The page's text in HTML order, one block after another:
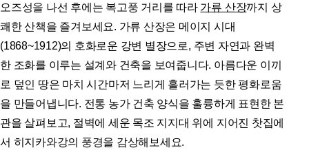
오즈성을 나선 후에는 복고풍 거리를 따라 가류 산장까지 상
쾌한 산책을 즐겨보세요. 가류 산장은 메이지 시대
(1868~1912)의 호화로운 강변 별장으로, 주변 자연과 완벽
한 조화를 이루는 설계와 건축을 보여줍니다. 아름다운 이끼
로 덮인 땅은 마치 시간마저 느리게 흘러가는 듯한 평화로움
을 만들어냅니다. 전통 농가 건축 양식을 훌륭하게 표현한 본
관을 살펴보고, 절벽에 세운 목조 지지대 위에 지어진 찻집에
서 히지카와강의 풍경을 감상해보세요.